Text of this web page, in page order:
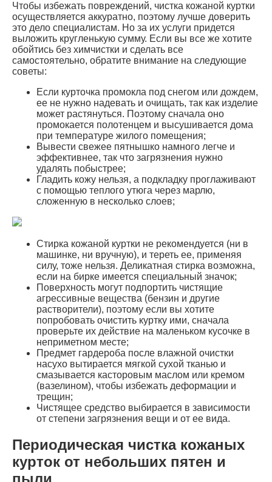
Чтобы избежать повреждений, чистка кожаной куртки
осуществляется аккуратно, поэтому лучше доверить
это дело специалистам. Но за их услуги придется
выложить кругленькую сумму. Если вы все же хотите
обойтись без химчистки и сделать все
самостоятельно, обратите внимание на следующие
советы:
Если курточка промокла под снегом или дождем,
ее не нужно надевать и очищать, так как изделие
может растянуться. Поэтому сначала оно
промокается полотенцем и высушивается дома
при температуре жилого помещения;
Вывести свежее пятнышко намного легче и
эффективнее, так что загрязнения нужно
удалять побыстрее;
Гладить кожу нельзя, а подкладку проглаживают
с помощью теплого утюга через марлю,
сложенную в несколько слоев;
Стирка кожаной куртки не рекомендуется (ни в
машинке, ни вручную), и тереть ее, применяя
силу, тоже нельзя. Деликатная стирка возможна,
если на бирке имеется специальный значок;
Поверхность могут подпортить чистящие
агрессивные вещества (бензин и другие
растворители), поэтому если вы хотите
попробовать очистить куртку ими, сначала
проверьте их действие на маленьком кусочке в
неприметном месте;
Предмет гардероба после влажной очистки
насухо вытирается мягкой сухой тканью и
смазывается касторовым маслом или кремом
(вазелином), чтобы избежать деформации и
трещин;
Чистящее средство выбирается в зависимости
от степени загрязнения вещи и от ее вида.
Периодическая чистка кожаных
курток от небольших пятен и